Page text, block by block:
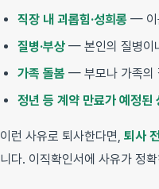
직장 내 괴롭힘·성희롱 — 이
질병·부상 — 본인의 질병이
가족 돌봄 — 부모나 가족의
정년 등 계약 만료가 예정된
이런 사유로 퇴사한다면, 퇴사
니다. 이직확인서에 사유가 정